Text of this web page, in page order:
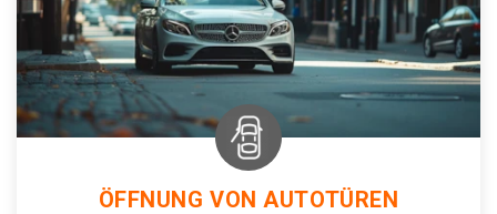
ÖFFNUNG VON AUTOTÜREN